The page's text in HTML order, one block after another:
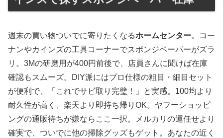
週末の買い物ついでに寄りたくなるホームセンター。コー
ナンやカインズの工具コーナーでスポンジペーパーがズラ
リ。3Mの研磨用が400円前後で、店員さんに聞けば在庫
確認もスムーズ。DIY派にはプロ仕様の粗目・細目セット
が便利で、「これでサビ取り完璧！」と実感。100均より
耐久性が高く、楽天より即持ち帰りOK。ヤフーショッピ
ングの通販待ちが嫌ならここ一択。メルカリの運任せより
確実で、ついでに他の掃除グッズもゲット。あなたの近く